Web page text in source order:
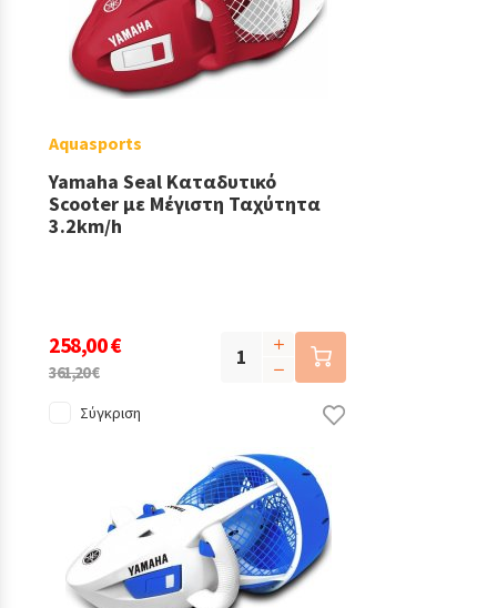
Aquasports
Yamaha Seal Καταδυτικό
Scooter με Μέγιστη Ταχύτητα
3.2km/h
258,00 €
361,20 €
Σύγκριση